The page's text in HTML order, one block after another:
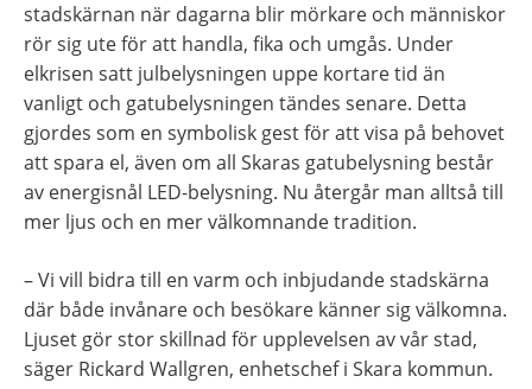
stadskärnan när dagarna blir mörkare och människor
rör sig ute för att handla, fika och umgås. Under
elkrisen satt julbelysningen uppe kortare tid än
vanligt och gatubelysningen tändes senare. Detta
gjordes som en symbolisk gest för att visa på behovet
att spara el, även om all Skaras gatubelysning består
av energisnål LED-belysning. Nu återgår man alltså till
mer ljus och en mer välkomnande tradition.
– Vi vill bidra till en varm och inbjudande stadskärna
där både invånare och besökare känner sig välkomna.
Ljuset gör stor skillnad för upplevelsen av vår stad,
säger Rickard Wallgren, enhetschef i Skara kommun.